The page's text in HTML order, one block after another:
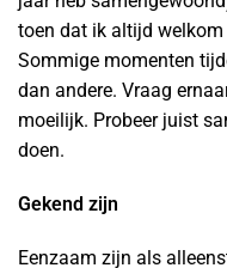
toen dat ik altijd
Sommige momenten
dan andere. Vraag
moeilijk. Probeer juist
doen.
Gekend zijn
Eenzaam zijn als